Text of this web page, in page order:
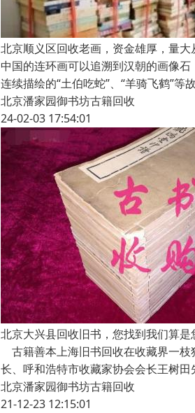
北京顺义区回收老画，资金雄厚，量大
中国的连环画可以追溯到汉朝的画像
连续描绘的“土伯吃蛇”、“羊骑飞鹤”
北京潘家园御书坊古籍回收
24-02-03 17:54:01
北京大兴县回收旧书，您找到我们算是
古籍善本上海旧书回收在收藏界一
长、呼和浩特市收藏家协会会长王树
北京潘家园御书坊古籍回收
21-12-23 12:15:01